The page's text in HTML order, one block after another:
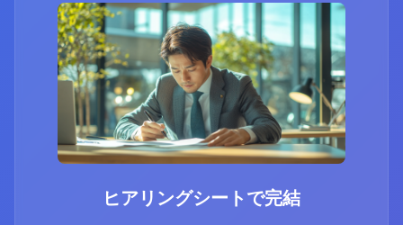
ヒアリングシートで完結